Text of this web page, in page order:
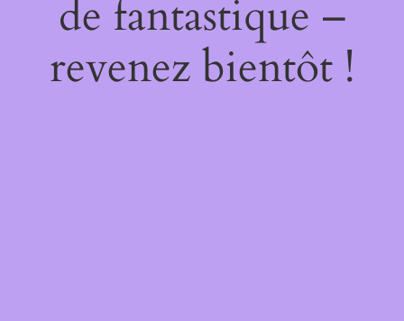
de fantastique –
revenez bientôt !